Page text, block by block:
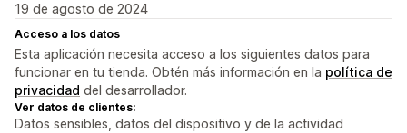
19 de agosto de 2024
Acceso a los datos
Esta aplicación necesita acceso a los siguientes datos para
funcionar en tu tienda. Obtén más información en la política de
privacidad del desarrollador.
Ver datos de clientes:
Datos sensibles, datos del dispositivo y de la actividad